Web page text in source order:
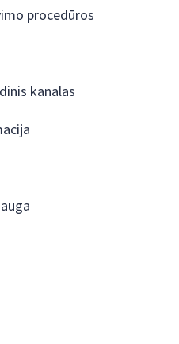
procedūros
kanalas